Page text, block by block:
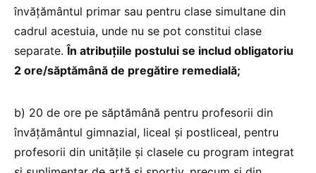
învăţământul primar sau pentru clase simultane din
cadrul acestuia, unde nu se pot constitui clase
separate.În atribuțiile postului se includ obligatoriu
2 ore/săptămână de pregătire remedială;
b) 20 de ore pe săptămână pentru profesorii din
învăţământul gimnazial, liceal şi postliceal, pentru
profesorii din unităţile şi clasele cu program integrat